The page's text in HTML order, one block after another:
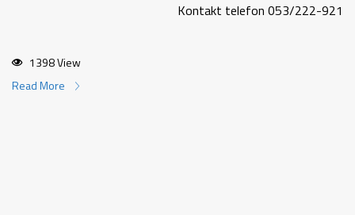
Kontakt telefon 053/222-921
1398 View
Read More